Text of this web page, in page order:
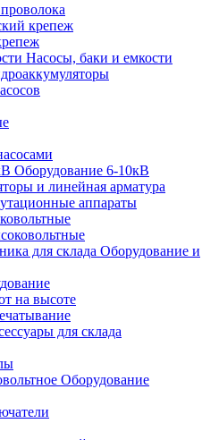
крепеж
Насосы, баки и емкости
Оборудование 6-10кВ
и линейная арматура
аппараты
Оборудование и
на высоте
для склада
Оборудование